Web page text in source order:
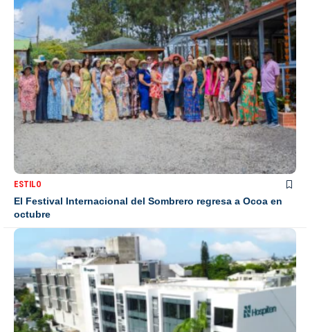
ESTILO
El Festival Internacional del Sombrero regresa a Ocoa en
octubre